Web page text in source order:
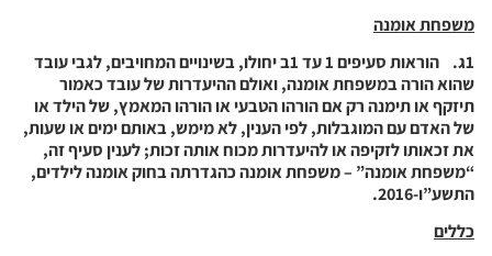
משפחת אומנה
1
ג. הוראות סעיפים 1 עד 1ב יחולו, בשינויים המחויבים, לגבי עובד
שהוא הורה במשפחת אומנה, ואולם ההיעדרות של עובד כאמור
תיזקף או תימנה רק אם הורהו הטבעי או הורהו המאמץ, של הילד או
של האדם עם המוגבלות, לפי הענין, לא מימש, באותם ימים או שעות,
את זכאותו לזקיפה או להיעדרות מכוח אותה זכות; לענין סעיף זה,
“משפחת אומנה” – משפחת אומנה כהגדרתה בחוק אומנה לילדים,
התשע”ו-2016.
כללים